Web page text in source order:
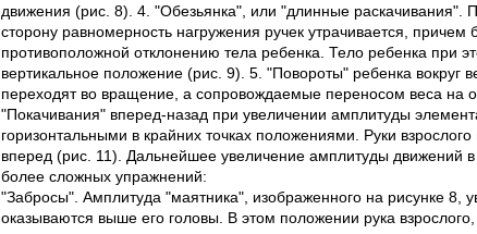
движения (рис. 8). 4. "Обезьянка", или "длинные раскачивания".
сторону равномерность нагружения ручек утрачивается, причем
противоположной отклонению тела ребенка. Тело ребенка при
вертикальное положение (рис. 9). 5. "Повороты" ребенка вокруг
переходят во вращение, а сопровождаемые переносом веса на
"Покачивания" вперед-назад при увеличении амплитуды
горизонтальными в крайних точках положениями. Руки
вперед (рис. 11). Дальнейшее увеличение амплитуды движений
более сложных упражнений:
"Забросы". Амплитуда "маятника", изображенного на рисунке 8,
оказываются выше его головы. В этом положении рука